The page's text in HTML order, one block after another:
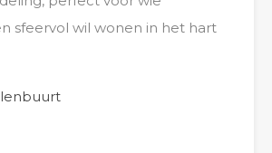
sfeervol wil wonen in het hart